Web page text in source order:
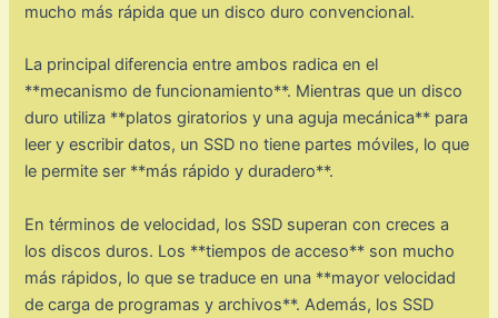
mucho más rápida que un disco duro convencional.
La principal diferencia entre ambos radica en el
**mecanismo de funcionamiento**. Mientras que un disco
duro utiliza **platos giratorios y una aguja mecánica** para
leer y escribir datos, un SSD no tiene partes móviles, lo que
le permite ser **más rápido y duradero**.
En términos de velocidad, los SSD superan con creces a
los discos duros. Los **tiempos de acceso** son mucho
más rápidos, lo que se traduce en una **mayor velocidad
de carga de programas y archivos**. Además, los SSD